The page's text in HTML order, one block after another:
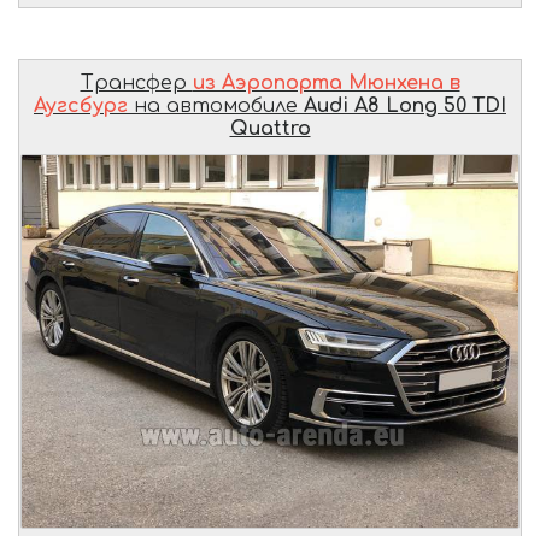
Трансфер из Аэропорта Мюнхена в
Аугсбург на автомобиле Audi A8 Long 50 TDI
Quattro